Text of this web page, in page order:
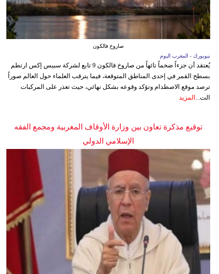
صاروخ فالكون
نيويورك - المغرب اليوم
يُعتقد أن جزءاً ضخماً تائهاً من صاروخ فالكون 9 تابع لشركة سبيس إكس ارتطم
بسطح القمر في إحدى المناطق المتوقعة، فيما يترقب العلماء حول العالم صوراً
ترصد موقع الاصطدام وتؤكد وقوعه بشكل نهائي، حيث تعذر على المركبات
الت... المزيد
توقيع مذكرة تعاون بين وزارة الأوقاف المغربية ومجمع الفقه
الإسلامي الدولي